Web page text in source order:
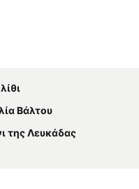
Βάλτου
της Λευκάδας